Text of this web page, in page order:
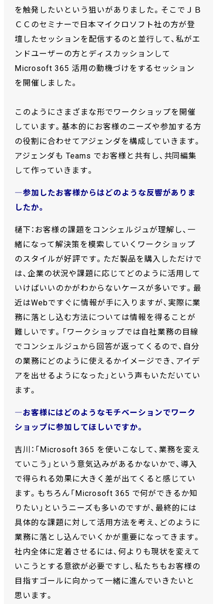
を触発したいという狙いがありました。そこでＪＢ
ＣＣのセミナーで日本マイクロソフト社の方が登
壇したセッションを配信するのと並行して、私がエ
ンドユーザーの方とディスカッションして
Microsoft 365 活用の動機づけをするセッション
を開催しました。
このようにさまざまな形でワークショップを開催
しています。基本的にお客様のニーズや参加する方
の役割に合わせてアジェンダを構成していきます。
アジェンダも Teams でお客様と共有し、共同編集
して作っていきます。
―参加したお客様からはどのような反響がありま
したか。
樋下：お客様の課題をコンシェルジュが理解し、一
緒になって解決策を模索していくワークショップ
のスタイルが好評です。ただ製品を購入しただけで
は、企業の状況や課題に応じてどのように活用して
いけばいいのかがわからないケースが多いです。最
近はWebですぐに情報が手に入りますが、実際に業
務に落とし込む方法については情報を得ることが
難しいです。「ワークショップでは自社業務の目線
でコンシェルジュから回答が返ってくるので、自分
の業務にどのように使えるかイメージでき、アイデ
アを出せるようになった」という声もいただいてい
ます。
―お客様にはどのようなモチベーションでワーク
ショップに参加してほしいですか。
吉川：「Microsoft 365 を使いこなして、業務を変え
ていこう」という意気込みがあるかないかで、導入
で得られる効果に大きく差が出てくると感じてい
ます。もちろん「Microsoft 365 で何ができるか知
りたい」というニーズも多いのですが、最終的には
具体的な課題に対して活用方法を考え、どのように
業務に落とし込んでいくかが重要になってきます。
社内全体に定着させるには、何よりも現状を変えて
いこうとする意欲が必要ですし、私たちもお客様の
目指すゴールに向かって一緒に進んでいきたいと
思います。